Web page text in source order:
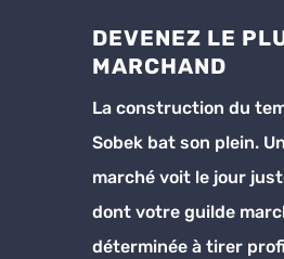
DEVENEZ LE
MARCHAND
La construction du
Sobek bat son plein.
marché voit le jour
dont votre guilde
déterminée à tirer